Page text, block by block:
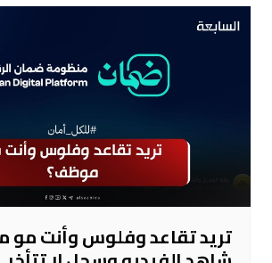
تريد تقاعد وفلوس وأنت